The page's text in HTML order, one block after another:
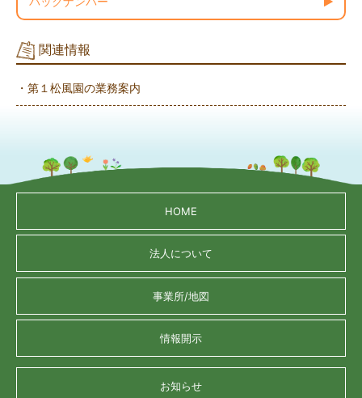
関連情報
・第１松風園の業務案内
HOME
法人について
事業所/地図
情報開示
お知らせ